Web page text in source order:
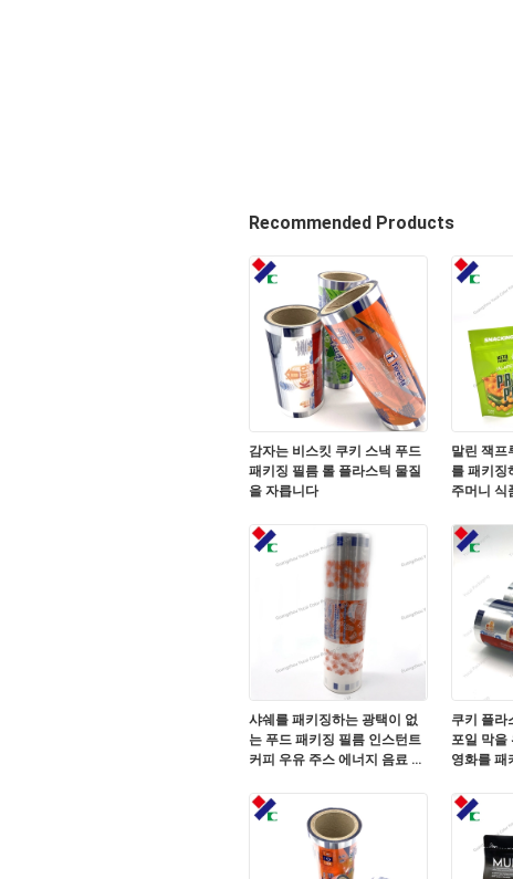
Recommended Products
감자는 비스킷 쿠키 스낵 푸드
패키징 필름 롤 플라스틱 물질
을 자릅니다
말린 잭프
를 패키징
주머니 식
샤쉐를 패키징하는 광택이 없
는 푸드 패키징 필름 인스턴트
커피 우유 주스 에너지 음료 분
쿠키 플라
포일 막을
영화를 패